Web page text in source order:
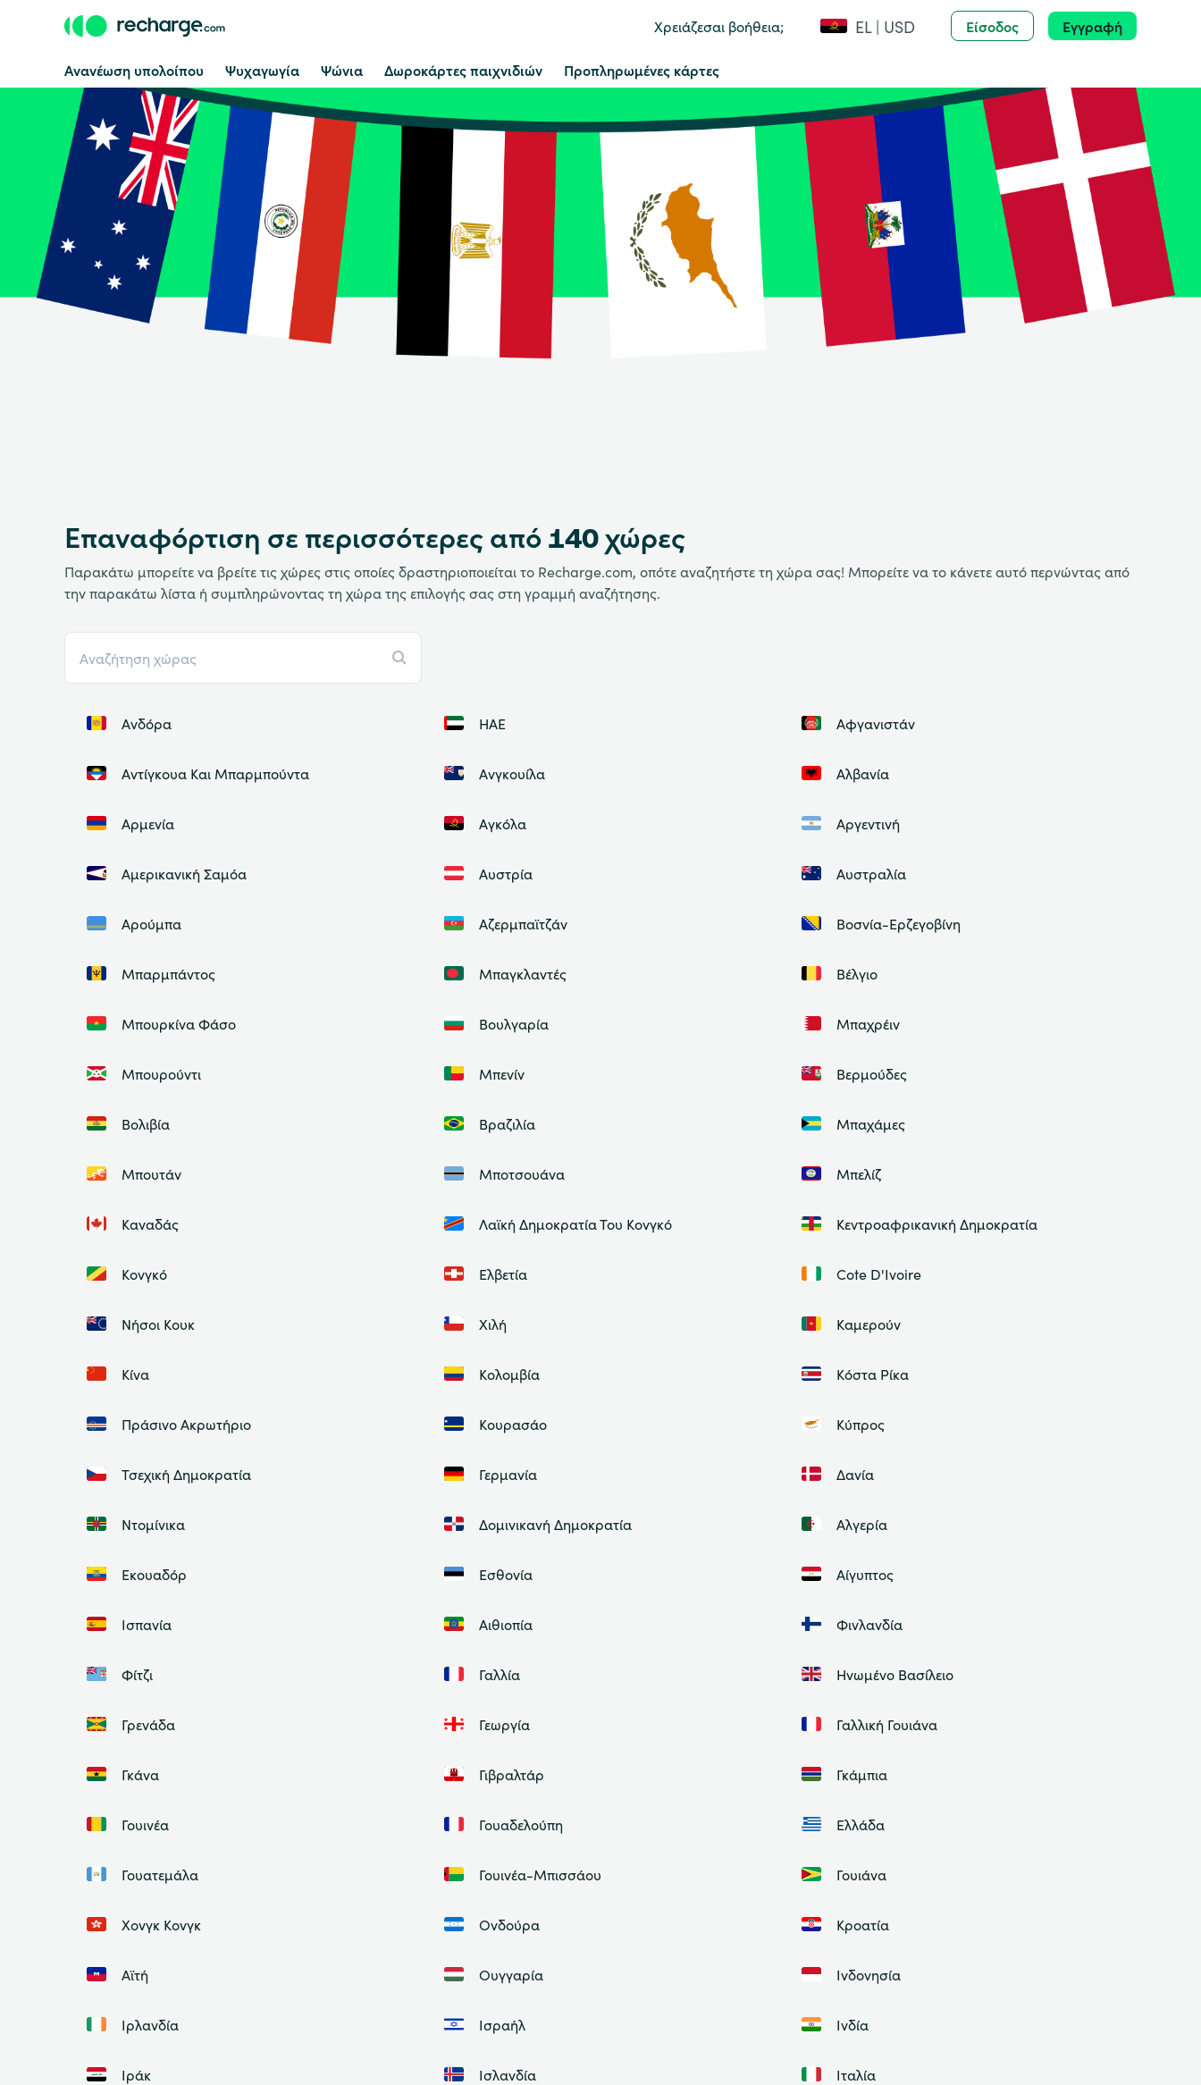
Χρειάζεσαι βοήθεια; EL | USD Είσοδος Εγγραφή
Ανανέωση υπολοίπου Ψυχαγωγία Ψώνια Δωροκάρτες παιχνιδιών Προπληρωμένες κάρτες
Επαναφόρτιση σε περισσότερες από 140 χώρες
Παρακάτω μπορείτε να βρείτε τις χώρες στις οποίες δραστηριοποιείται το Recharge.com, οπότε αναζητήστε τη χώρα σας! Μπορείτε να το κάνετε αυτό περνώντας από
την παρακάτω λίστα ή συμπληρώνοντας τη χώρα της επιλογής σας στη γραμμή αναζήτησης.
Ανδόρα ΗΑΕ Αφγανιστάν
Αντίγκουα Και Μπαρμπούντα Ανγκουίλα Αλβανία
Αρμενία Αγκόλα Αργεντινή
Αμερικανική Σαμόα Αυστρία Αυστραλία
Αρούμπα Αζερμπαϊτζάν Βοσνία-Ερζεγοβίνη
Μπαρμπάντος Μπαγκλαντές Βέλγιο
Μπουρκίνα Φάσο Βουλγαρία Μπαχρέιν
Μπουρούντι Μπενίν Βερμούδες
Βολιβία Βραζιλία Μπαχάμες
Μπουτάν Μποτσουάνα Μπελίζ
Καναδάς Λαϊκή Δημοκρατία Του Κονγκό Κεντροαφρικανική Δημοκρατία
Κονγκό Ελβετία Cote D'Ivoire
Νήσοι Κουκ Χιλή Καμερούν
Κίνα Κολομβία Κόστα Ρίκα
Πράσινο Ακρωτήριο Κουρασάο Κύπρος
Τσεχική Δημοκρατία Γερμανία Δανία
Ντομίνικα Δομινικανή Δημοκρατία Αλγερία
Εκουαδόρ Εσθονία Αίγυπτος
Ισπανία Αιθιοπία Φινλανδία
Φίτζι Γαλλία Ηνωμένο Βασίλειο
Γρενάδα Γεωργία Γαλλική Γουιάνα
Γκάνα Γιβραλτάρ Γκάμπια
Γουινέα Γουαδελούπη Ελλάδα
Γουατεμάλα Γουινέα-Μπισσάου Γουιάνα
Χονγκ Κονγκ Ονδούρα Κροατία
Αϊτή Ουγγαρία Ινδονησία
Ιρλανδία Ισραήλ Ινδία
Ιράκ Ισλανδία Ιταλία